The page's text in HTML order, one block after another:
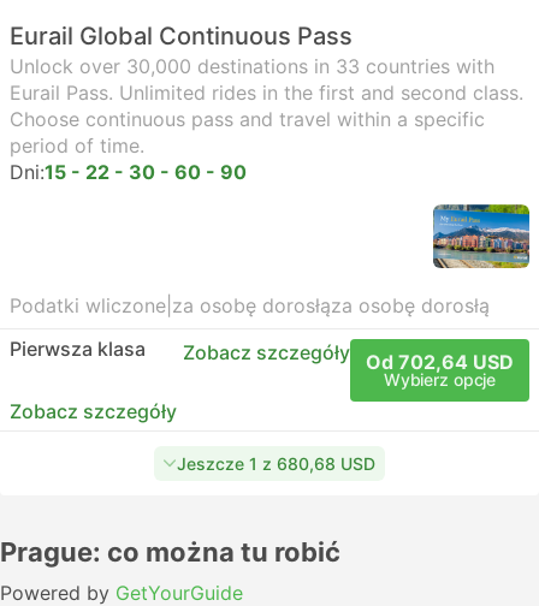
Eurail Global Continuous Pass
Unlock over 30,000 destinations in 33 countries with
Eurail Pass. Unlimited rides in the first and second class.
Choose continuous pass and travel within a specific
period of time.
Dni:15 - 22 - 30 - 60 - 90
Podatki wliczone za osobę dorosłąza osobę dorosłą
Pierwsza klasa
Zobacz szczegóły Od 702,64 USD
Wybierz opcje
Zobacz szczegóły
Jeszcze 1 z 680,68 USD
Prague: co można tu robić
Powered by GetYourGuide